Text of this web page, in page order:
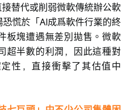
替代或削弱微軟傳統辦公軟
慌於「AI成爲軟件行業的終
板塊遭遇無差別拋售。微軟
超半數的利潤，因此這種對
性，直接衝擊了其估值中